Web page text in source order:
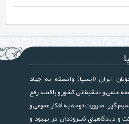
ایران (ایسپا) وابسته به جهاد
علمی و تحقیقاتی کشور و با قصد رفع
گیر ، ضرورت توجه به افکار عمومی و
و دیدگاههای شهروندان در بهبود و